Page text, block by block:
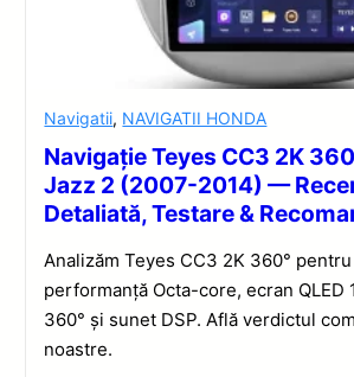
Navigatii, NAVIGATII HONDA
Navigație Teyes CC3 2K
Jazz 2 (2007-2014) —
Detaliată, Testare &
Analizăm Teyes CC3 2K 360°
performanță Octa-core, ecran QLED
360° și sunet DSP. Află verdictul
noastre.